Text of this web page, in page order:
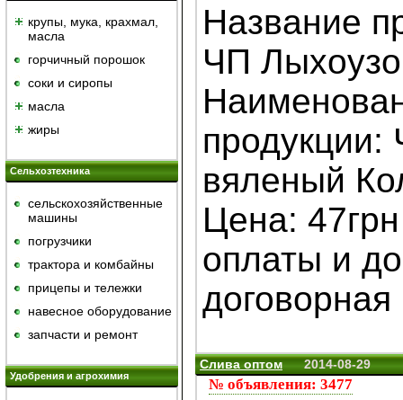
крупы, мука, крахмал,
масла
горчичный порошок
cоки и сиропы
масла
жиры
Сельхозтехника
сельскохозяйственные
машины
погрузчики
трактора и комбайны
прицепы и тележки
навесное оборудование
запчасти и ремонт
Удобрения и агрохимия
Название
ЧП
продукции:
вяленый
Цена:
оплаты и
договорная
№ объявления: 3477
Слива оптом 2014-08-29